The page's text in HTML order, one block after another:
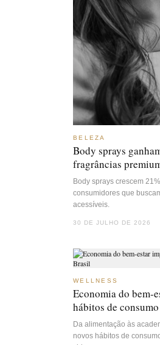
BELEZA
Body sprays
fragrâncias
Body sprays crescem
consumidores que
acessíveis.
30 DE JULHO DE 2026
WELLNESS
Economia do bem-
hábitos de
Da alimentação às
novos hábitos de